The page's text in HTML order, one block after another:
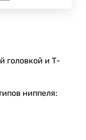
головкой и Т-
ниппеля: